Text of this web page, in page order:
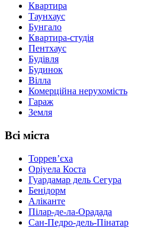
Квартира
Таунхаус
Бунгало
Квартира-студія
Пентхаус
Будівля
Будинок
Вілла
Комерційна нерухомість
Гараж
Земля
Всі міста
Торревʼєха
Оріуела Коста
Гуардамар дель Сегура
Бенідорм
Аліканте
Пілар-де-ла-Орадада
Сан-Педро-дель-Пінатар